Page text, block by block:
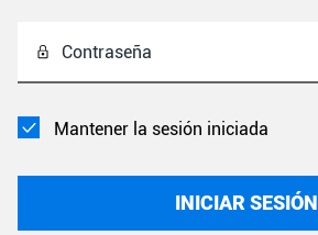
Contraseña
Mantener la sesión iniciada
INICIAR SESIÓN